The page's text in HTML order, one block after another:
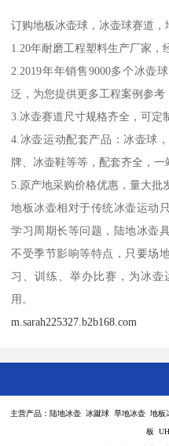
订购地板冰壶球，冰壶球赛道
1.20年耐磨工程塑料生产厂家，
2.2019年年销售9000多个冰壶
泛，为您提供更多工程案例参考
3.冰壶赛道尺寸规格齐全，可定
4.冰壶运动配套产品：冰壶球
牌、冰壶鞋等等，配套齐全，一
5.原产地采购价格优惠，量大批
地板冰壶相对于传统冰壶运动
学习周期长等问题，陆地冰壶
不受季节影响等特点，只要场
习、训练、举办比赛，为冰
用。
m.sarah225327.b2b168.com
主营产品：陆地冰壶 冰蹴球 旱地冰壶 地
板